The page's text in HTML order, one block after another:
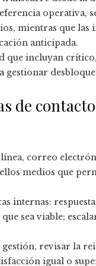
operativa,
mientras que las
anticipada.
incluyan
gestionar
de
correo
medios que
internas:
sea viable;
gestión, revisar la
igual o